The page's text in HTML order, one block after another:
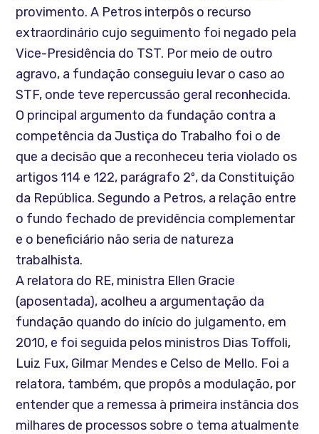
provimento. A Petros interpôs o recurso
extraordinário cujo seguimento foi negado pela
Vice-Presidência do TST. Por meio de outro
agravo, a fundação conseguiu levar o caso ao
STF, onde teve repercussão geral reconhecida.
O principal argumento da fundação contra a
competência da Justiça do Trabalho foi o de
que a decisão que a reconheceu teria violado os
artigos 114 e 122, parágrafo 2º, da Constituição
da República. Segundo a Petros, a relação entre
o fundo fechado de previdência complementar
e o beneficiário não seria de natureza
trabalhista.
A relatora do RE, ministra Ellen Gracie
(aposentada), acolheu a argumentação da
fundação quando do início do julgamento, em
2010, e foi seguida pelos ministros Dias Toffoli,
Luiz Fux, Gilmar Mendes e Celso de Mello. Foi a
relatora, também, que propôs a modulação, por
entender que a remessa à primeira instância dos
milhares de processos sobre o tema atualmente